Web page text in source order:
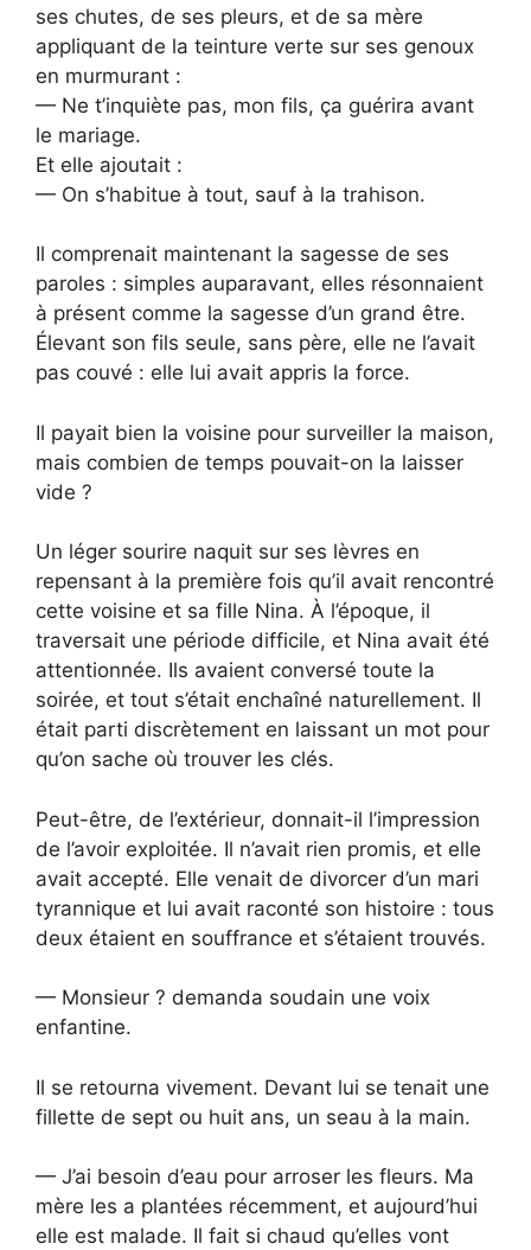
ses chutes, de ses pleurs, et de sa mère
appliquant de la teinture verte sur ses genoux
en murmurant :
— Ne t’inquiète pas, mon fils, ça guérira avant
le mariage.
Et elle ajoutait :
— On s’habitue à tout, sauf à la trahison.
Il comprenait maintenant la sagesse de ses
paroles : simples auparavant, elles résonnaient
à présent comme la sagesse d’un grand être.
Élevant son fils seule, sans père, elle ne l’avait
pas couvé : elle lui avait appris la force.
Il payait bien la voisine pour surveiller la maison,
mais combien de temps pouvait-on la laisser
vide ?
Un léger sourire naquit sur ses lèvres en
repensant à la première fois qu’il avait rencontré
cette voisine et sa fille Nina. À l’époque, il
traversait une période difficile, et Nina avait été
attentionnée. Ils avaient conversé toute la
soirée, et tout s’était enchaîné naturellement. Il
était parti discrètement en laissant un mot pour
qu’on sache où trouver les clés.
Peut-être, de l’extérieur, donnait-il l’impression
de l’avoir exploitée. Il n’avait rien promis, et elle
avait accepté. Elle venait de divorcer d’un mari
tyrannique et lui avait raconté son histoire : tous
deux étaient en souffrance et s’étaient trouvés.
— Monsieur ? demanda soudain une voix
enfantine.
Il se retourna vivement. Devant lui se tenait une
fillette de sept ou huit ans, un seau à la main.
— J’ai besoin d’eau pour arroser les fleurs. Ma
mère les a plantées récemment, et aujourd’hui
elle est malade. Il fait si chaud qu’elles vont